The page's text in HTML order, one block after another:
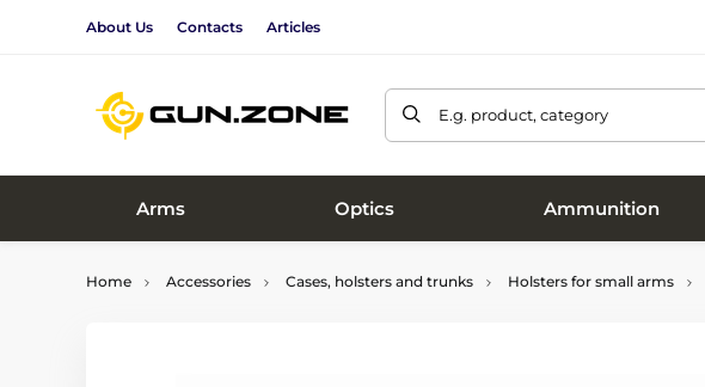
About Us Contacts Articles
E.g. product, category
Arms Optics Ammunition
Home Accessories Cases, holsters and trunks Holsters for small arms